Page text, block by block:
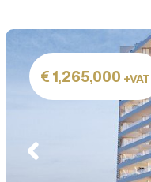
1,265,000 +VAT